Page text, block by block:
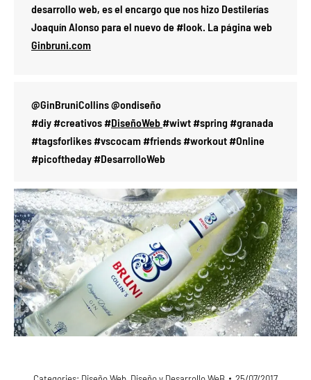
desarrollo web, es el encargo que nos hizo Destilerías
Joaquín Alonso para el nuevo de #look. La página web
Ginbruni.com
@GinBruniCollins @ondiseño
#diy #creativos #DiseñoWeb#wiwt #spring #granada
#tagsforlikes #vscocam #friends #workout #Online
#picoftheday #DesarrolloWeb